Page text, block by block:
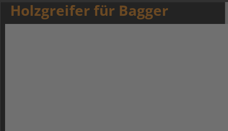
Holzgreifer für Bagger